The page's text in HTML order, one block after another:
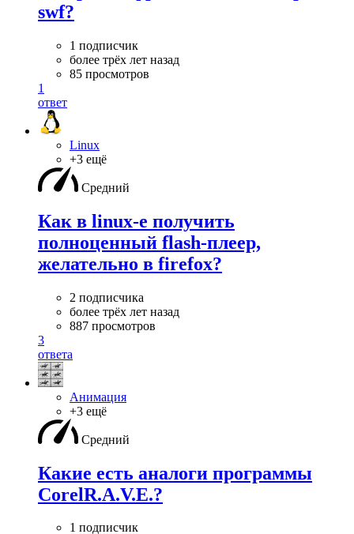
swf?
1 подписчик
более трёх лет назад
85 просмотров
1
ответ
Linux
+3 ещё
Средний
Как в linux-е получить
полноценный flash-плеер,
желательно в firefox?
2 подписчика
более трёх лет назад
887 просмотров
3
ответа
Анимация
+3 ещё
Средний
Какие есть аналоги программы
CorelR.A.V.E.?
1 подписчик